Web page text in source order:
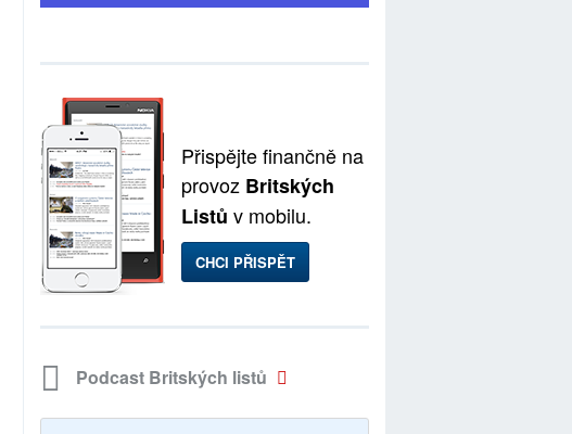
Přispějte finančně na
provoz Britských
Listů v mobilu.
CHCI PŘISPĚT
Podcast Britských listů